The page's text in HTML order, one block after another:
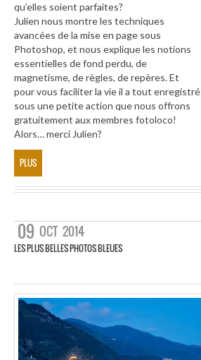
qu’elles soient parfaites?
Julien nous montre les techniques
avancées de la mise en page sous
Photoshop, et nous explique les notions
essentielles de fond perdu, de
magnetisme, de règles, de repères. Et
pour vous faciliter la vie il a tout enregistré
sous une petite action que nous offrons
gratuitement aux membres fotoloco!
Alors… merci Julien?
PLUS
09 OCT 2014
LES PLUS BELLES PHOTOS BLEUES